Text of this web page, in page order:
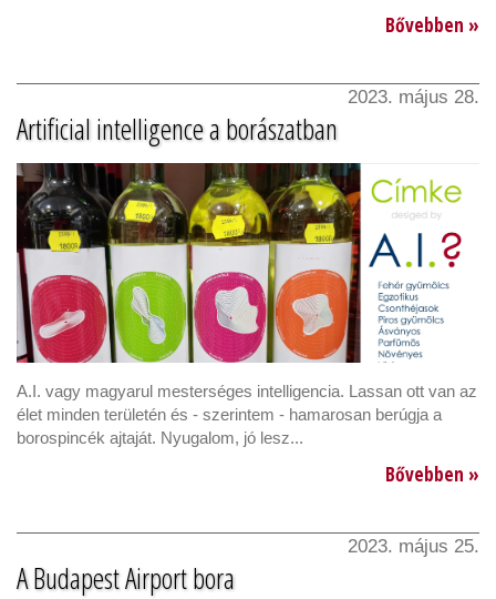
Bővebben »
2023. május 28.
Artificial intelligence a borászatban
A.I. vagy magyarul mesterséges intelligencia. Lassan ott van az
élet minden területén és - szerintem - hamarosan berúgja a
borospincék ajtaját. Nyugalom, jó lesz...
Bővebben »
2023. május 25.
A Budapest Airport bora